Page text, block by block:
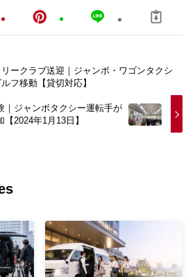
ークラブ送迎｜ジャンボ・ワゴンタクシ
フ移動【貸切対応】
｜ジャンボタクシー運転手が
2024年1月13日】